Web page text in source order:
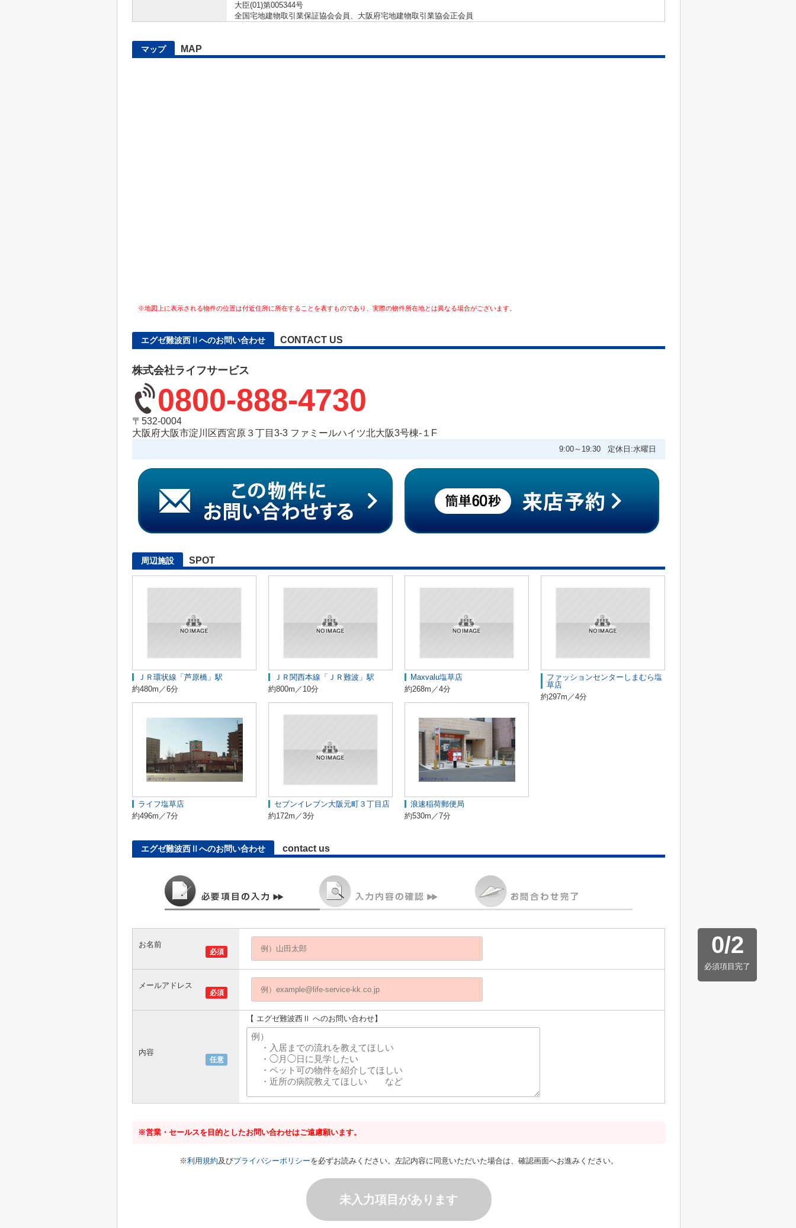
大臣(01)第005344号
全国宅地建物取引業保証協会会員、大阪府宅地建物取引業協会正会員
マップ MAP
※地図上に表示される物件の位置は付近住所に所在することを表すものであり、実際の物件所在地とは異なる場合がございます。
エグゼ難波西Ⅱへのお問い合わせ CONTACT US
株式会社ライフサービス
0800-888-4730
〒532-0004
大阪府大阪市淀川区西宮原３丁目3-3 ファミールハイツ北大阪3号棟-１F
9:00～19:30 定休日:水曜日
周辺施設 SPOT
ＪＲ環状線「芦原橋」駅
約480m／6分
ＪＲ関西本線「ＪＲ難波」駅
約800m／10分
Maxvalu塩草店
約268m／4分
ファッションセンターしまむら塩
草店
約297m／4分
ライフ塩草店
約496m／7分
セブンイレブン大阪元町３丁目店
約172m／3分
浪速稲荷郵便局
約530m／7分
エグゼ難波西Ⅱへのお問い合わせ contact us
0/2
必須項目完了
必須
お名前
必須
メールアドレス
任意
内容
【 エグゼ難波西Ⅱ へのお問い合わせ】
※営業・セールスを目的としたお問い合わせはご遠慮願います。
※利用規約及びプライバシーポリシーを必ずお読みください。左記内容に同意いただいた場合は、確認画面へお進みください。
未入力項目があります